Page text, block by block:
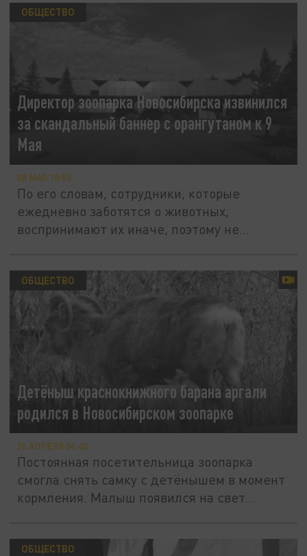
Директор зоопарка Новосибирска извинился
за скандальный баннер с орангутаном к 9
Мая
ОБЩЕСТВО
08 МАЯ 18:50
По его словам, сотрудники, которые
ежедневно заботятся о животных,
воспринимают их иначе, поэтому не
Детёныш краснокнижного барана аргали
родился в Новосибирском зоопарке
ОБЩЕСТВО
26 АПРЕЛЯ 06:40
Постоянная посетительница зоопарка
смогла снять самку с детёнышем в момент
кормления. Малыш появился на свет...
ОБЩЕСТВО